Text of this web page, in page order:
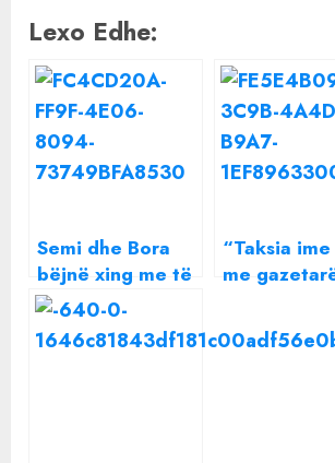
Lexo Edhe:
Semi dhe Bora
bëjnë xing me të
njëjtën veshje,
por cilës i shkon
më shumë
“Taksia
me
mijë lekë të
vjetra”,